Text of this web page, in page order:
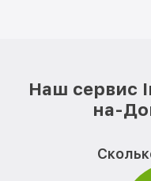
Наш сервис
на-